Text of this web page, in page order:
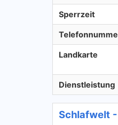
Sperrzeit
Landkarte
Dienstleistung
Schlafwelt -